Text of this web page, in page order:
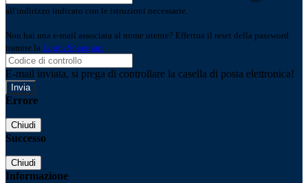
all'indirizzo indicato con le istruzioni necessarie.
Non hai una e-mail associata al nome utente? Effettua il reset della password
tramite la Login Spaggiari
E-mail inviata, si prega di controllare la casella di posta elettronica!
Errore
Chiudi
Successo
Chiudi
Informazione